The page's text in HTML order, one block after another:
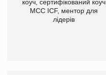
коуч, сертифікований коуч
МСС ICF, ментор для
лідерів